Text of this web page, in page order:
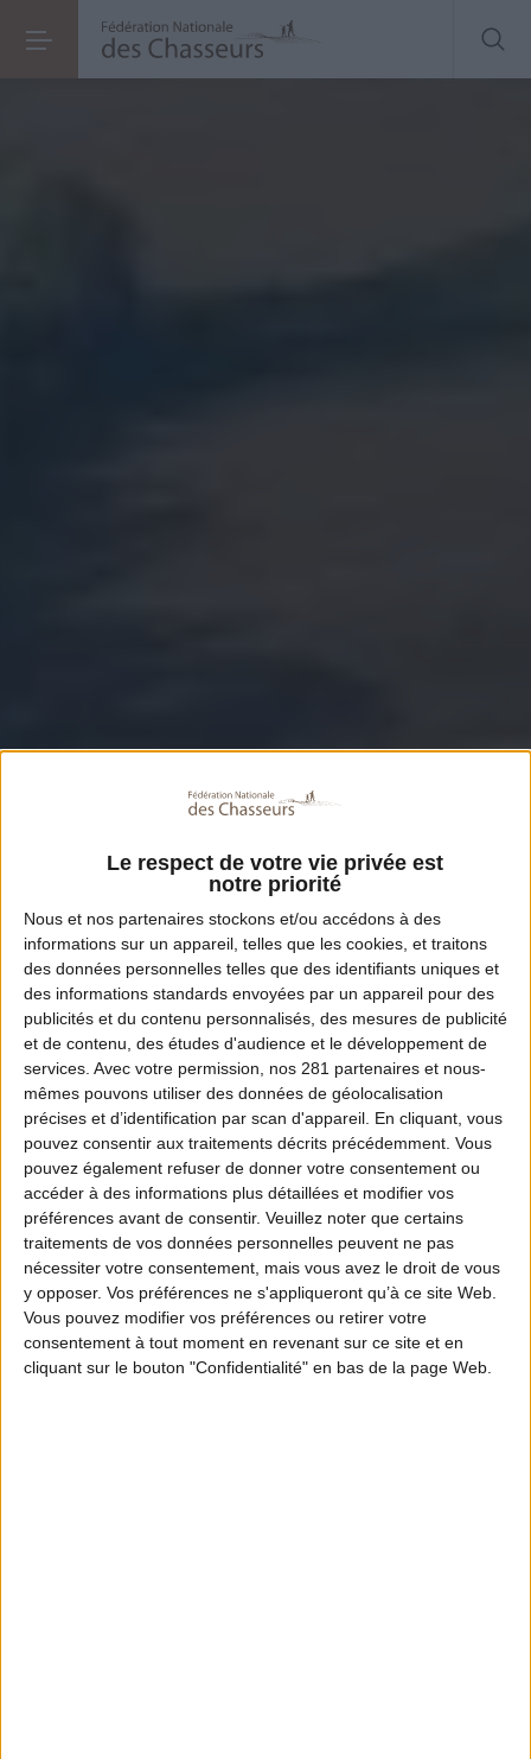
Le respect de votre vie privée est
notre priorité
Nous et nos partenaires stockons et/ou accédons à des
informations sur un appareil, telles que les cookies, et traitons
des données personnelles telles que des identifiants uniques et
des informations standards envoyées par un appareil pour des
publicités et du contenu personnalisés, des mesures de publicité
et de contenu, des études d'audience et le développement de
services. Avec votre permission, nos 281 partenaires et nous-
mêmes pouvons utiliser des données de géolocalisation
précises et d’identification par scan d'appareil. En cliquant, vous
pouvez consentir aux traitements décrits précédemment. Vous
pouvez également refuser de donner votre consentement ou
accéder à des informations plus détaillées et modifier vos
préférences avant de consentir. Veuillez noter que certains
traitements de vos données personnelles peuvent ne pas
nécessiter votre consentement, mais vous avez le droit de vous
y opposer. Vos préférences ne s'appliqueront qu’à ce site Web.
Vous pouvez modifier vos préférences ou retirer votre
consentement à tout moment en revenant sur ce site et en
cliquant sur le bouton "Confidentialité" en bas de la page Web.